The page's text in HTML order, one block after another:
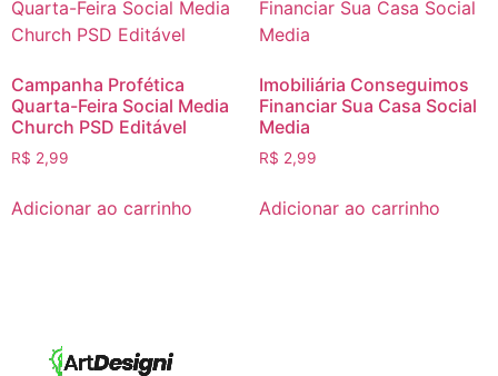
Campanha Profética
Quarta-Feira Social Media
Church PSD Editável
R$ 2,99
Adicionar ao carrinho
Imobiliária Conseguimos
Financiar Sua Casa Social
Media
R$ 2,99
Adicionar ao carrinho